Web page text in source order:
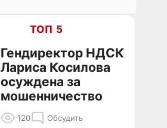
ТОП 5
Гендиректор НДСК
Лариса Косилова
осуждена за
мошенничество
120 Обсудить